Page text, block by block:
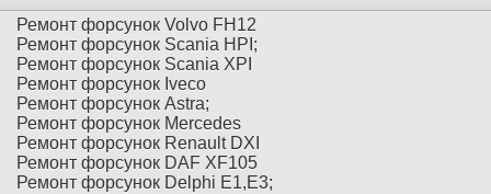
Ремонт форсунок Volvo FH12
Ремонт форсунок Scania HPI;
Ремонт форсунок Scania XPI
Ремонт форсунок Iveco
Ремонт форсунок Astra;
Ремонт форсунок Мercedes
Ремонт форсунок Renault DXI
Ремонт форсунок DAF XF105
Ремонт форсунок Delphi E1,E3;